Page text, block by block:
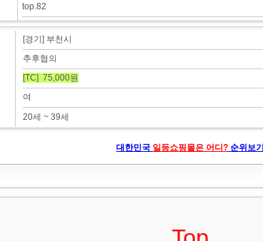
top.82
[경기] 부천시
추후협의
[TC] 75,000원
여
20세 ~ 39세
대한민국 일등쇼핑몰은 어디? 순위보기